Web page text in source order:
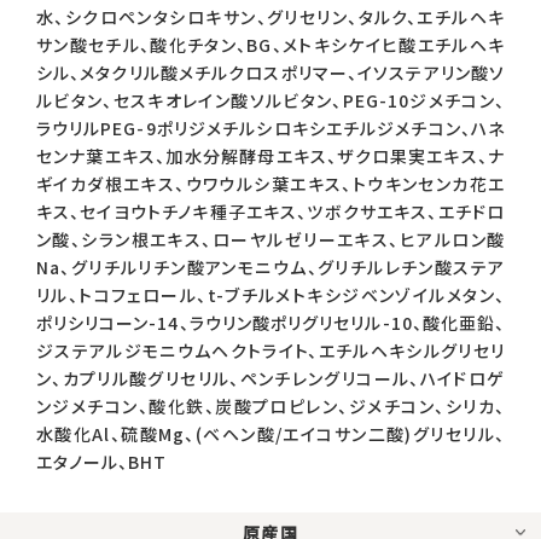
水、シクロペンタシロキサン、グリセリン、タルク、エチルヘキ
サン酸セチル、酸化チタン、BG、メトキシケイヒ酸エチルヘキ
シル、メタクリル酸メチルクロスポリマー、イソステアリン酸ソ
ルビタン、セスキオレイン酸ソルビタン、PEG-10ジメチコン、
ラウリルPEG-9ポリジメチルシロキシエチルジメチコン、ハネ
センナ葉エキス、加水分解酵母エキス、ザクロ果実エキス、ナ
ギイカダ根エキス、ウワウルシ葉エキス、トウキンセンカ花エ
キス、セイヨウトチノキ種子エキス、ツボクサエキス、エチドロ
ン酸、シラン根エキス、ローヤルゼリーエキス、ヒアルロン酸
Na、グリチルリチン酸アンモニウム、グリチルレチン酸ステア
リル、トコフェロール、t-ブチルメトキシジベンゾイルメタン、
ポリシリコーン-14、ラウリン酸ポリグリセリル-10、酸化亜鉛、
ジステアルジモニウムヘクトライト、エチルヘキシルグリセリ
ン、カプリル酸グリセリル、ペンチレングリコール、ハイドロゲ
ンジメチコン、酸化鉄、炭酸プロピレン、ジメチコン、シリカ、
水酸化Al、硫酸Mg、(ベヘン酸/エイコサン二酸)グリセリル、
エタノール、BHT
原産国